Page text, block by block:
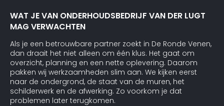
WAT JE VAN ONDERHOUDSBEDRIJF VAN DER LUGT
MAG VERWACHTEN
Als je een betrouwbare partner zoekt in De Ronde Venen,
dan draait het niet alleen om één klus. Het gaat om
overzicht, planning en een nette oplevering. Daarom
pakken wij werkzaamheden slim aan. We kijken eerst
naar de ondergrond, de staat van de muren, het
schilderwerk en de afwerking. Zo voorkom je dat
problemen later terugkomen.